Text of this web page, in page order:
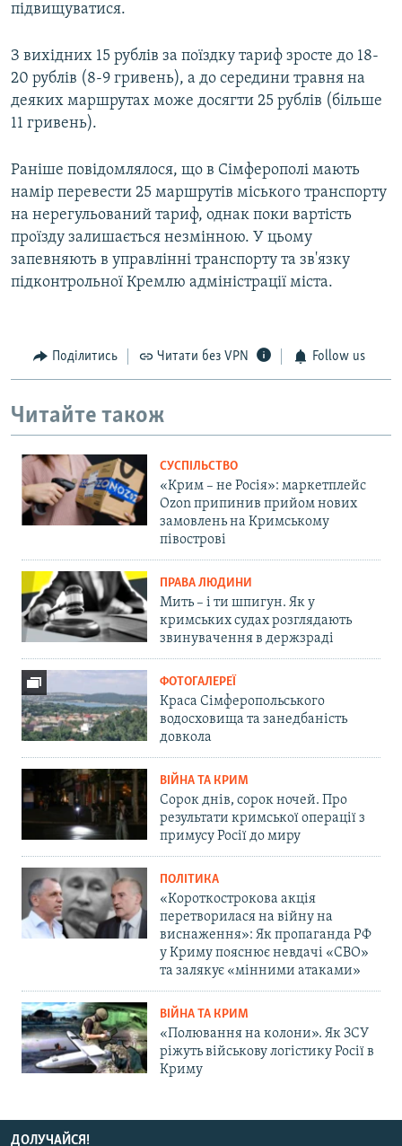
підвищуватися.
З вихідних 15 рублів за поїздку тариф зросте до 18-
20 рублів (8-9 гривень), а до середини травня на
деяких маршрутах може досягти 25 рублів (більше
11 гривень).
Раніше повідомлялося, що в Сімферополі мають
намір перевести 25 маршрутів міського транспорту
на нерегульований тариф, однак поки вартість
проїзду залишається незмінною. У цьому
запевняють в управлінні транспорту та зв'язку
підконтрольної Кремлю адміністрації міста.
Поділитись Читати без VPN Follow us
Читайте також
СУСПІЛЬСТВО
«Крим – не Росія»: маркетплейс
Ozon припинив прийом нових
замовлень на Кримському
півострові
ПРАВА ЛЮДИНИ
Мить – і ти шпигун. Як у
кримських судах розглядають
звинувачення в держзраді
ФОТОГАЛЕРЕЇ
Краса Сімферопольського
водосховища та занедбаність
довкола
ВІЙНА ТА КРИМ
Сорок днів, сорок ночей. Про
результати кримської операції з
примусу Росії до миру
ПОЛІТИКА
«Короткострокова акція
перетворилася на війну на
виснаження»: Як пропаганда РФ
у Криму пояснює невдачі «СВО»
та залякує «мінними атаками»
ВІЙНА ТА КРИМ
«Полювання на колони». Як ЗСУ
ріжуть військову логістику Росії в
Криму
ДОЛУЧАЙСЯ!